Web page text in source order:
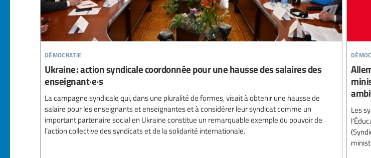
démocratie
Ukraine : action syndicale coordonnée pour une hausse des salaires des
enseignant·e·s
La campagne syndicale qui, dans une pluralité de formes, visait à obtenir une hausse de
salaire pour les enseignants et enseignantes et à considérer leur syndicat comme un
important partenaire social en Ukraine constitue un remarquable exemple du pouvoir de
l’action collective des syndicats et de la solidarité internationale.
Les